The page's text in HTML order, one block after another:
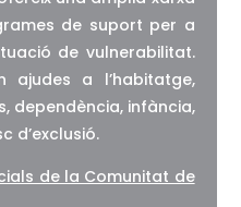
de suport per a
de vulnerabilitat.
ajudes a l’habitatge,
dependència, infància,
d’exclusió.
de la Comunitat de